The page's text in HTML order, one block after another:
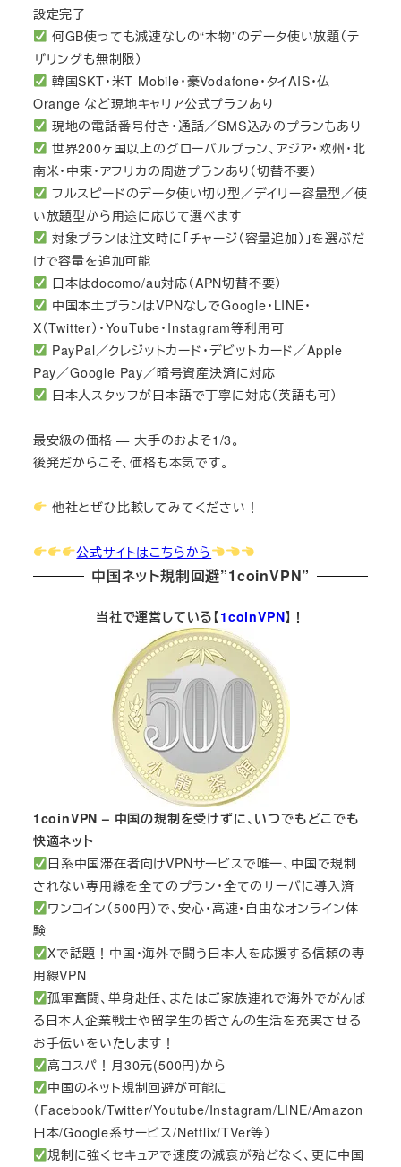
設定完了
何GB使っても減速なしの“本物”のデータ使い放題（テ
ザリングも無制限）
韓国SKT・米T-Mobile・豪Vodafone・タイAIS・仏
Orange など現地キャリア公式プランあり
現地の電話番号付き・通話／SMS込みのプランもあり
世界200ヶ国以上のグローバルプラン、アジア・欧州・北
南米・中東・アフリカの周遊プランあり（切替不要）
フルスピードのデータ使い切り型／デイリー容量型／使
い放題型から用途に応じて選べます
対象プランは注文時に「チャージ（容量追加）」を選ぶだ
けで容量を追加可能
日本はdocomo/au対応（APN切替不要）
中国本土プランはVPNなしでGoogle・LINE・
X（Twitter）・YouTube・Instagram等利用可
PayPal／クレジットカード・デビットカード／Apple
Pay／Google Pay／暗号資産決済に対応
日本人スタッフが日本語で丁寧に対応（英語も可）
最安級の価格 — 大手のおよそ1/3。
後発だからこそ、価格も本気です。
他社とぜひ比較してみてください！
公式サイトはこちらから
中国ネット規制回避”1coinVPN”
当社で運営している【1coinVPN】！
1coinVPN – 中国の規制を受けずに、いつでもどこでも
快適ネット
日系中国滞在者向けVPNサービスで唯一、中国で規制
されない専用線を全てのプラン・全てのサーバに導入済
ワンコイン（500円）で、安心・高速・自由なオンライン体
験
Xで話題！中国・海外で闘う日本人を応援する信頼の専
用線VPN
孤軍奮闘、単身赴任、またはご家族連れで海外でがんば
る日本人企業戦士や留学生の皆さんの生活を充実させる
お手伝いをいたします！
高コスパ！月30元(500円)から
中国のネット規制回避が可能に
（Facebook/Twitter/Youtube/Instagram/LINE/Amazon
日本/Google系サービス/Netflix/TVer等）
規制に強くセキュアで速度の減衰が殆どなく、更に中国